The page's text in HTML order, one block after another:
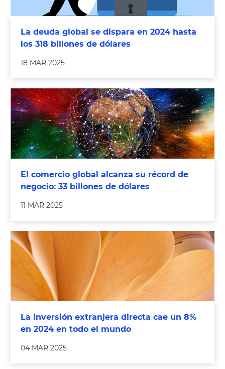
La deuda global se dispara en 2024 hasta
los 318 billones de dólares
18 MAR 2025
El comercio global alcanza su récord de
negocio: 33 billones de dólares
11 MAR 2025
La inversión extranjera directa cae un 8%
en 2024 en todo el mundo
04 MAR 2025